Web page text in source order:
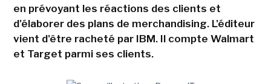
en prévoyant les réactions des clients et
d'élaborer des plans de merchandising. L'éditeur
vient d'être racheté par IBM. Il compte Walmart
et Target parmi ses clients.